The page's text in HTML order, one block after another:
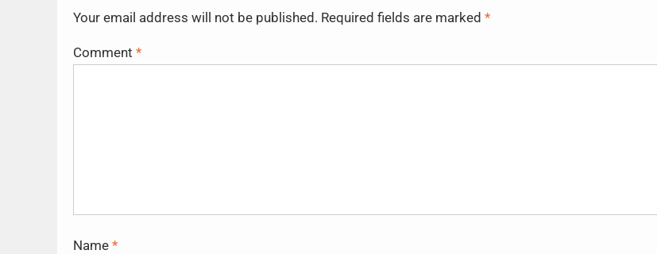
Your email address will not be published. Required fields are marked *
Comment *
Name *